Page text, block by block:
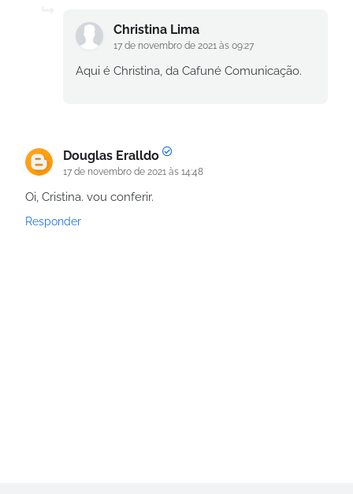
Christina Lima
17 de novembro de 2021 às 09:27
Aqui é Christina, da Cafuné Comunicação.
Douglas Eralldo
17 de novembro de 2021 às 14:48
Oi, Cristina. vou conferir.
Responder